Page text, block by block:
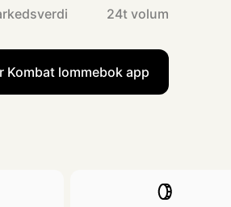
24t volum
Kombat lommebok app